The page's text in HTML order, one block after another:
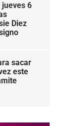
jueves 6
Diez
sacar
este